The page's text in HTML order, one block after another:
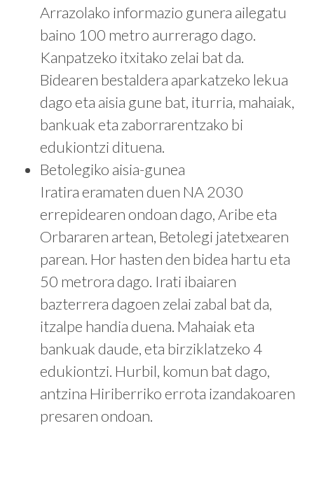
Arrazolako informazio gunera ailegatu
baino 100 metro aurrerago dago.
Kanpatzeko itxitako zelai bat da.
Bidearen bestaldera aparkatzeko lekua
dago eta aisia gune bat, iturria, mahaiak,
bankuak eta zaborrarentzako bi
edukiontzi dituena.
Betolegiko aisia-gunea
Iratira eramaten duen NA 2030
errepidearen ondoan dago, Aribe eta
Orbararen artean, Betolegi jatetxearen
parean. Hor hasten den bidea hartu eta
50 metrora dago. Irati ibaiaren
bazterrera dagoen zelai zabal bat da,
itzalpe handia duena. Mahaiak eta
bankuak daude, eta birziklatzeko 4
edukiontzi. Hurbil, komun bat dago,
antzina Hiriberriko errota izandakoaren
presaren ondoan.